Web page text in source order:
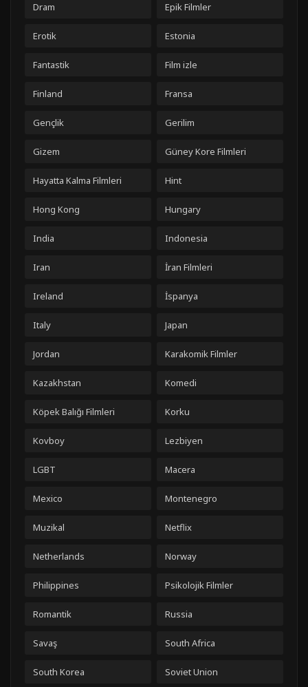
Dram Epik Filmler
Erotik Estonia
Fantastik Film izle
Finland Fransa
Gençlik Gerilim
Gizem Güney Kore Filmleri
Hayatta Kalma Filmleri Hint
Hong Kong Hungary
India Indonesia
Iran İran Filmleri
Ireland İspanya
Italy Japan
Jordan Karakomik Filmler
Kazakhstan Komedi
Köpek Balığı Filmleri Korku
Kovboy Lezbiyen
LGBT Macera
Mexico Montenegro
Muzikal Netflix
Netherlands Norway
Philippines Psikolojik Filmler
Romantik Russia
Savaş South Africa
South Korea Soviet Union